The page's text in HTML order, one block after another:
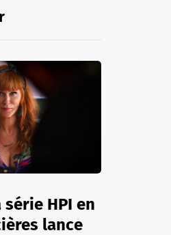
HPI en
lance